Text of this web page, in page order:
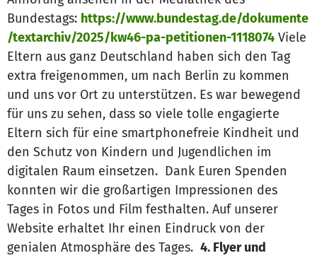
Bundestags: https://www.bundestag.de/dokumente
/textarchiv/2025/kw46-pa-petitionen-1118074 Viele
Eltern aus ganz Deutschland haben sich den Tag
extra freigenommen, um nach Berlin zu kommen
und uns vor Ort zu unterstützen. Es war bewegend
für uns zu sehen, dass so viele tolle engagierte
Eltern sich für eine smartphonefreie Kindheit und
den Schutz von Kindern und Jugendlichen im
digitalen Raum einsetzen. Dank Euren Spenden
konnten wir die großartigen Impressionen des
Tages in Fotos und Film festhalten. Auf unserer
Website erhaltet Ihr einen Eindruck von der
genialen Atmosphäre des Tages. 4. Flyer und